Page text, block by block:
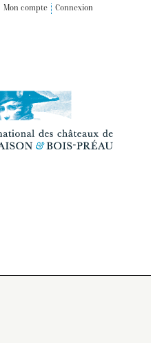
Mon compte Connexion